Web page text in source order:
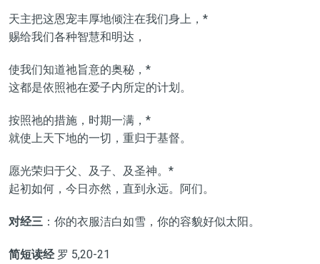
天主把这恩宠丰厚地倾注在我们身上，*
赐给我们各种智慧和明达，
使我们知道祂旨意的奥秘，*
这都是依照祂在爱子内所定的计划。
按照祂的措施，时期一满，*
就使上天下地的一切，重归于基督。
愿光荣归于父、及子、及圣神。*
起初如何，今日亦然，直到永远。阿们。
对经三 ：你的衣服洁白如雪，你的容貌好似太阳。
简短读经罗 5,20-21